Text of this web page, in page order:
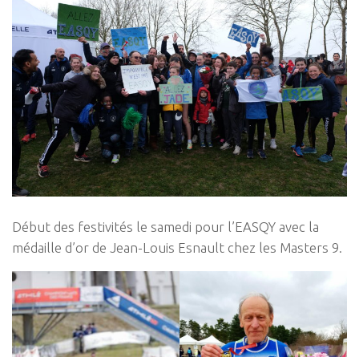
Début des festivités le samedi pour l’EASQY avec la
médaille d’or de Jean-Louis Esnault chez les Masters 9.